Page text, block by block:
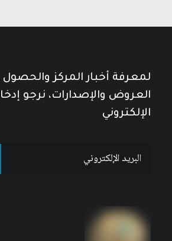
لمعرفة أخبار المركز والحصول
العروض والإصدارات، نرجو
الإلكتروني